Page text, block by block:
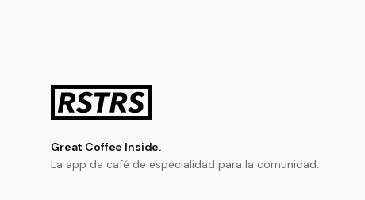
Great Coffee Inside.
La app de café de especialidad para la comunidad.